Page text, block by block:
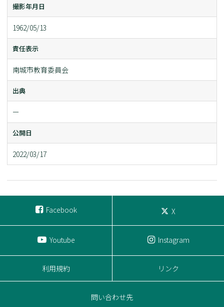
撮影年月日
1962/05/13
責任表示
南城市教育委員会
出典
ー
公開日
2022/03/17
Facebook X
Youtube Instagram
利用規約 リンク
問い合わせ先